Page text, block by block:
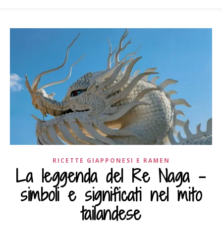
RICETTE GIAPPONESI E RAMEN
La leggenda del Re Naga –
simboli e significati nel mito
tailandese